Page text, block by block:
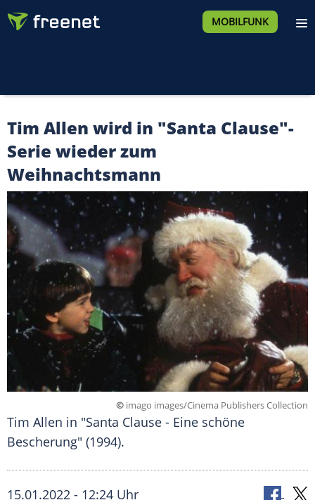
MOBILFUNK
Tim Allen wird in "Santa Clause"-
Serie wieder zum
Weihnachtsmann
© imago images/Cinema Publishers Collection
Tim Allen in "Santa Clause - Eine schöne
Bescherung" (1994).
15.01.2022 - 12:24 Uhr